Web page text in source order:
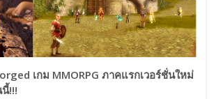
เกม MMORPG ภาคแรกเวอร์ชั่นใหม่
!!!